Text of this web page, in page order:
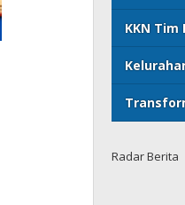
KKN
Radar Berita